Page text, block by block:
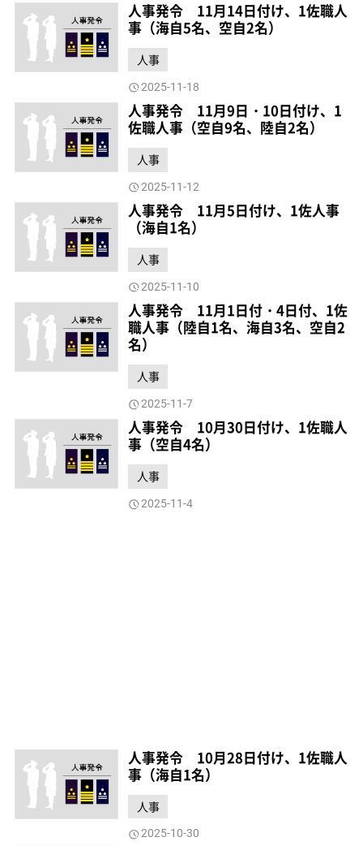
人事発令 11月14日付け、1佐職人
事（海自5名、空自2名）
人事
2025-11-18
人事発令 11月9日・10日付け、1
佐職人事（空自9名、陸自2名）
人事
2025-11-12
人事発令 11月5日付け、1佐人事
（海自1名）
人事
2025-11-10
人事発令 11月1日付・4日付、1佐
職人事（陸自1名、海自3名、空自2
名）
人事
2025-11-7
人事発令 10月30日付け、1佐職人
事（空自4名）
人事
2025-11-4
人事発令 10月28日付け、1佐職人
事（海自1名）
人事
2025-10-30